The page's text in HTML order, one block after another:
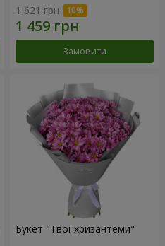
1 621 грн
Замовити
Букет "Твої хризантеми"